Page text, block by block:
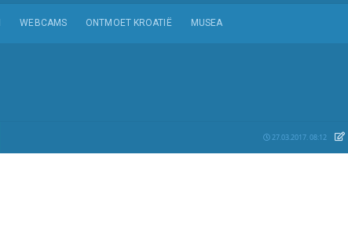
WEBCAMS ONTMOET KROATIË MUSEA
27.03.2017. 08:12